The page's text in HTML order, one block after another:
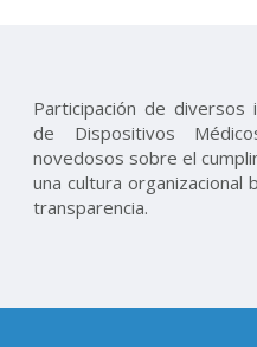
Participación de
de Dispositivos
novedosos sobre el
una cultura organizacional
transparencia.